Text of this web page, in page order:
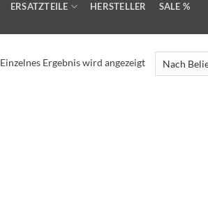
ERSATZTEILE HERSTELLER SALE %
Einzelnes Ergebnis wird angezeigt